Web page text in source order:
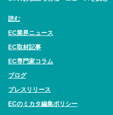
読む
EC業界ニュース
EC取材記事
EC専門家コラム
ブログ
プレスリリース
ECのミカタ編集ポリシー